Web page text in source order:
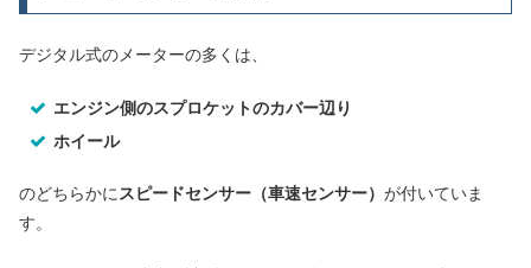
デジタル式のメーターの多くは、
エンジン側のスプロケットのカバー辺り
ホイール
のどちらかにスピードセンサー（車速センサー） が付いていま
す。